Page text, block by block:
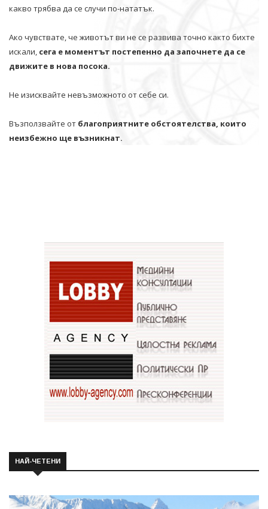
какво трябва да се случи по-нататък.
Ако чувствате, че животът ви не се развива точно както бихте
искали, сега е моментът постепенно да започнете да се
движите в нова посока.
Не изисквайте невъзможното от себе си.
Възползвайте от благоприятните обстоятелства, които
неизбежно ще възникнат.
НАЙ-ЧЕТЕНИ